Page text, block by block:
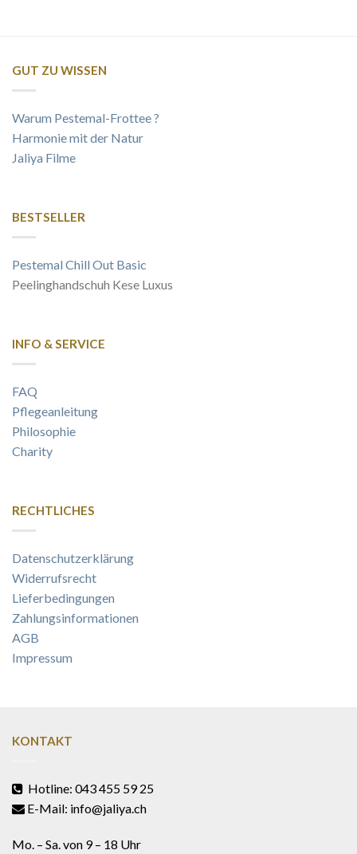
GUT ZU WISSEN
Warum Pestemal-Frottee ?
Harmonie mit der Natur
Jaliya Filme
BESTSELLER
Pestemal Chill Out Basic
Peelinghandschuh Kese Luxus
INFO & SERVICE
FAQ
Pflegeanleitung
Philosophie
Charity
RECHTLICHES
Datenschutzerklärung
Widerrufsrecht
Lieferbedingungen
Zahlungsinformationen
AGB
Impressum
KONTAKT
Hotline: 043 455 59 25
E-Mail: info@jaliya.ch
Mo. – Sa. von 9 – 18 Uhr